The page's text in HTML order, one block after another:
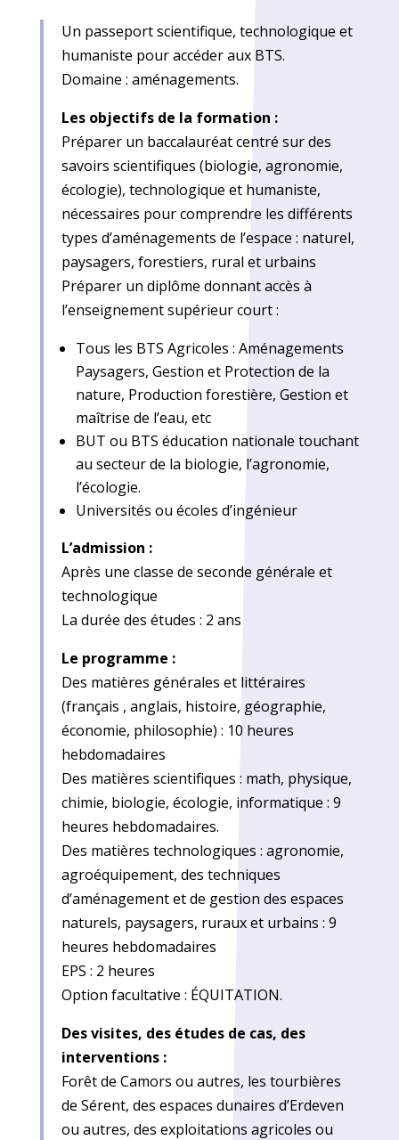
Un passeport scientifique, technologique et
humaniste pour accéder aux BTS.
Domaine : aménagements.
Les objectifs de la formation :
Préparer un baccalauréat centré sur des
savoirs scientifiques (biologie, agronomie,
écologie), technologique et humaniste,
nécessaires pour comprendre les différents
types d’aménagements de l’espace : naturel,
paysagers, forestiers, rural et urbains
Préparer un diplôme donnant accès à
l’enseignement supérieur court :
Tous les BTS Agricoles : Aménagements
Paysagers, Gestion et Protection de la
nature, Production forestière, Gestion et
maîtrise de l’eau, etc
BUT ou BTS éducation nationale touchant
au secteur de la biologie, l’agronomie,
l’écologie.
Universités ou écoles d’ingénieur
L’admission :
Après une classe de seconde générale et
technologique
La durée des études : 2 ans
Le programme :
Des matières générales et littéraires
(français , anglais, histoire, géographie,
économie, philosophie) : 10 heures
hebdomadaires
Des matières scientifiques : math, physique,
chimie, biologie, écologie, informatique : 9
heures hebdomadaires.
Des matières technologiques : agronomie,
agroéquipement, des techniques
d’aménagement et de gestion des espaces
naturels, paysagers, ruraux et urbains : 9
heures hebdomadaires
EPS : 2 heures
Option facultative : ÉQUITATION.
Des visites, des études de cas, des
interventions :
Forêt de Camors ou autres, les tourbières
de Sérent, des espaces dunaires d’Erdeven
ou autres, des exploitations agricoles ou